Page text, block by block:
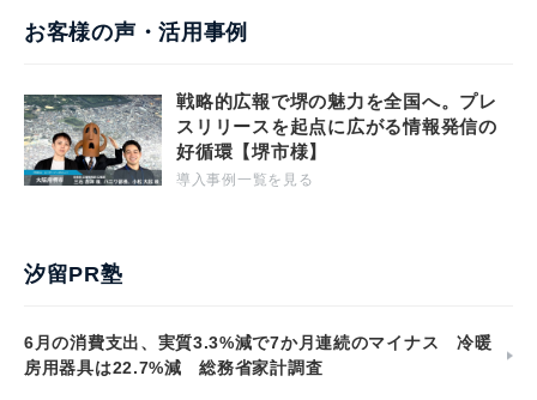
お客様の声・活用事例
戦略的広報で堺の魅力を全国へ。プレ
スリリースを起点に広がる情報発信の
好循環【堺市様】
導入事例一覧を見る
汐留PR塾
6月の消費支出、実質3.3%減で7か月連続のマイナス 冷暖
房用器具は22.7%減 総務省家計調査